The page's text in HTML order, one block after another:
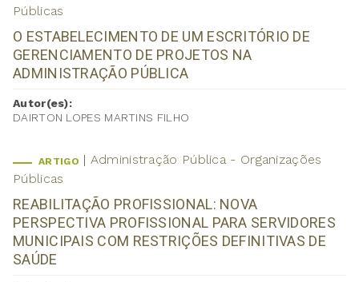
Públicas
O ESTABELECIMENTO DE UM ESCRITÓRIO DE
GERENCIAMENTO DE PROJETOS NA
ADMINISTRAÇÃO PÚBLICA
Autor(es):
DAIRTON LOPES MARTINS FILHO
ARTIGO
Administração Pública - Organizações
Públicas
REABILITAÇÃO PROFISSIONAL: NOVA
PERSPECTIVA PROFISSIONAL PARA SERVIDORES
MUNICIPAIS COM RESTRIÇÕES DEFINITIVAS DE
SAÚDE